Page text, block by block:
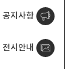
공지사항
전시안내